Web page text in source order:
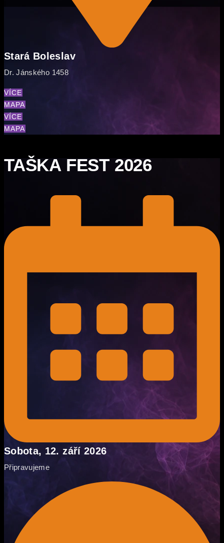
Stará Boleslav
Dr. Jánského 1458
VÍCE
MAPA
VÍCE
MAPA
TAŠKA FEST 2026
Sobota, 12. září 2026
Připravujeme